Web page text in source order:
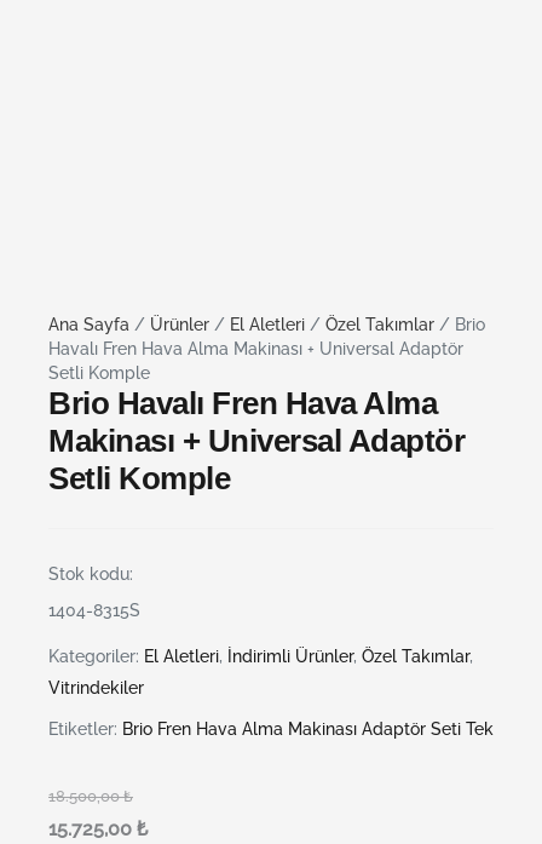
Ana Sayfa / Ürünler / El Aletleri / Özel Takımlar / Brio
Havalı Fren Hava Alma Makinası + Universal Adaptör
Setli Komple
Brio Havalı Fren Hava Alma
Makinası + Universal Adaptör
Setli Komple
Stok kodu:
1404-8315S
Kategoriler: El Aletleri, İndirimli Ürünler, Özel Takımlar,
Vitrindekiler
Etiketler: Brio Fren Hava Alma Makinası Adaptör Seti Tek
18.500,00₺
15.725,00 ₺